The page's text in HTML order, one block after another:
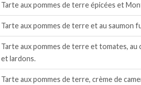
Tarte aux pommes de terre épicées et
Tarte aux pommes de terre et au saumon
Tarte aux pommes de terre et tomates, au
et lardons.
Tarte aux pommes de terre, crème de